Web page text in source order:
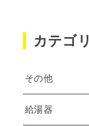
カテゴリ
その他
給湯器